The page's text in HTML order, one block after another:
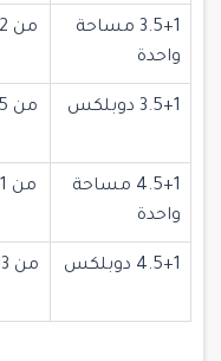
3.5+1 مساحة
واحدة
3.5+1 دوبلكس
4.5+1 مساحة
واحدة
4.5+1 دوبلكس